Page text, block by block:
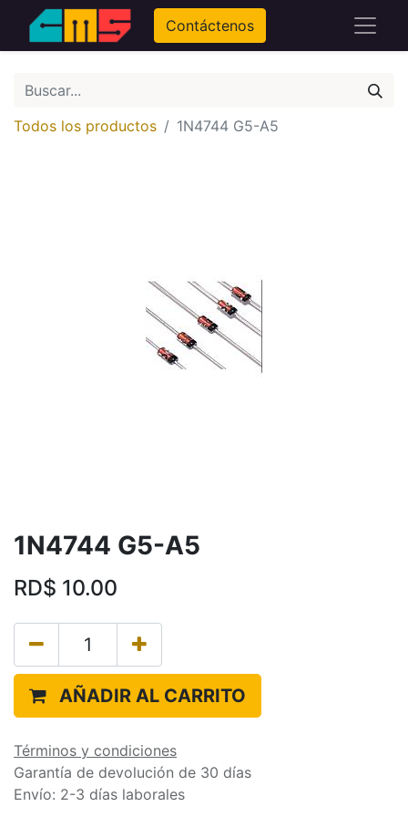
Contáctenos
Todos los productos 1N4744 G5-A5
1N4744 G5-A5
RD$ 10.00
AÑADIR AL CARRITO
Términos y condiciones
Garantía de devolución de 30 días
Envío: 2-3 días laborales